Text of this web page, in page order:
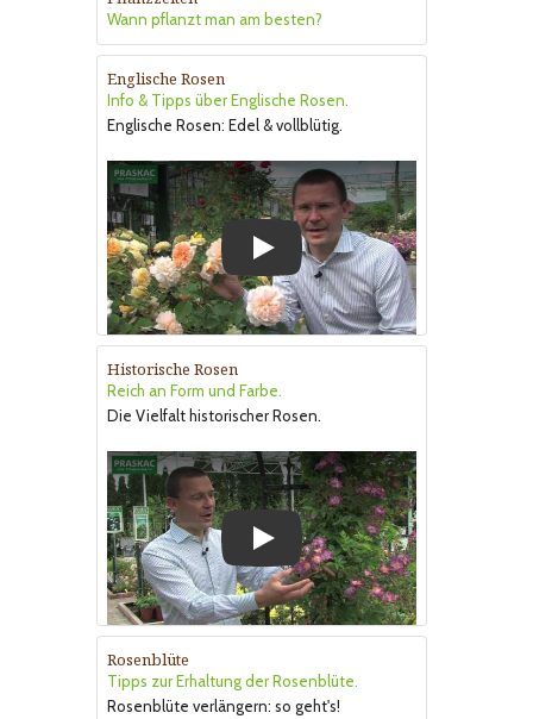
Wann pflanzt man am besten?
Englische Rosen
Info & Tipps über Englische Rosen.
Englische Rosen: Edel & vollblütig.
Historische Rosen
Reich an Form und Farbe.
Die Vielfalt historischer Rosen.
Rosenblüte
Tipps zur Erhaltung der Rosenblüte.
Rosenblüte verlängern: so geht's!